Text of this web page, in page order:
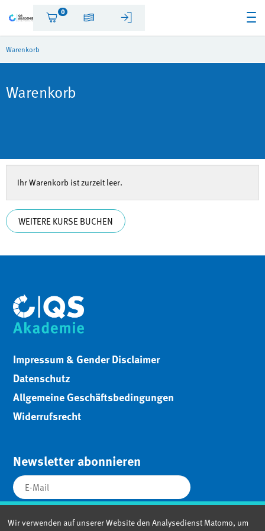
Wir verwenden auf unserer Website den Analysedienst Matomo, um
0
Warenkorb
Warenkorb
Ihr Warenkorb ist zurzeit leer.
WEITERE KURSE BUCHEN
Impressum & Gender Disclaimer
Datenschutz
Allgemeine Geschäftsbedingungen
Widerrufsrecht
Newsletter abonnieren